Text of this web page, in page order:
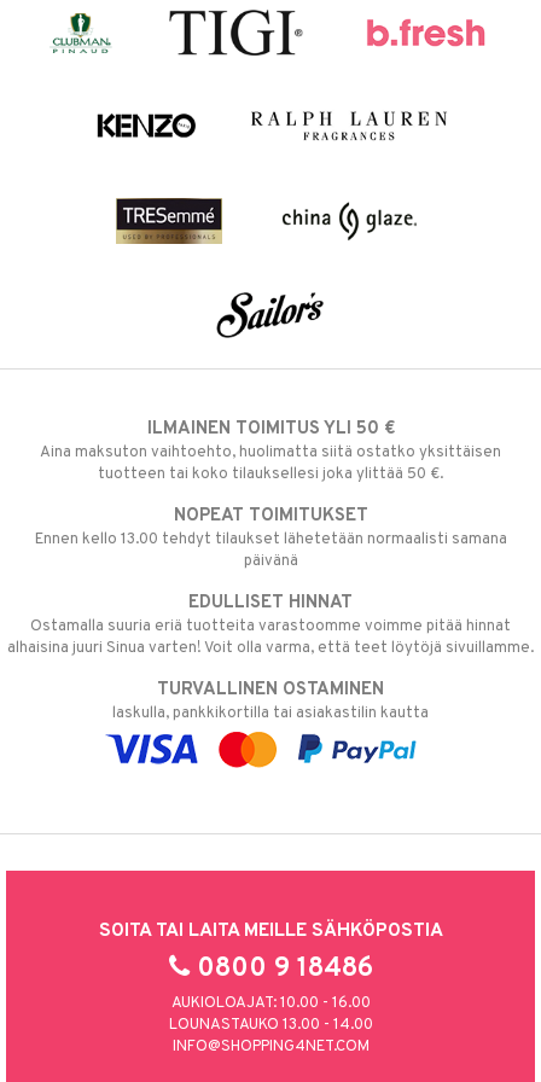
ILMAINEN TOIMITUS YLI 50 €
Aina maksuton vaihtoehto, huolimatta siitä ostatko yksittäisen
tuotteen tai koko tilauksellesi joka ylittää 50 €.
NOPEAT TOIMITUKSET
Ennen kello 13.00 tehdyt tilaukset lähetetään normaalisti samana
päivänä
EDULLISET HINNAT
Ostamalla suuria eriä tuotteita varastoomme voimme pitää hinnat
alhaisina juuri Sinua varten! Voit olla varma, että teet löytöjä sivuillamme.
TURVALLINEN OSTAMINEN
laskulla, pankkikortilla tai asiakastilin kautta
SOITA TAI LAITA MEILLE SÄHKÖPOSTIA
0800 9 18486
AUKIOLOAJAT: 10.00 - 16.00
LOUNASTAUKO 13.00 - 14.00
INFO@SHOPPING4NET.COM